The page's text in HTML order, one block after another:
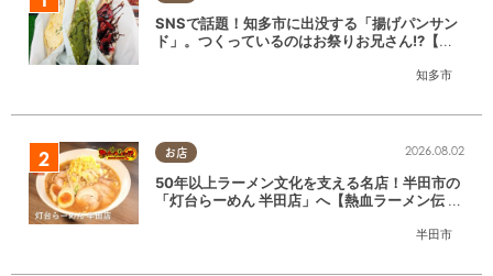
知多市
SNSで話題！知多市に出没する「揚げパンサン
ド」。つくっているのはお祭りお兄さん!?【ち
お店
半田市
2026.08.02
50年以上ラーメン文化を支える名店！半田市の
「灯台らーめん 半田店」へ【熱血ラーメン伝 8